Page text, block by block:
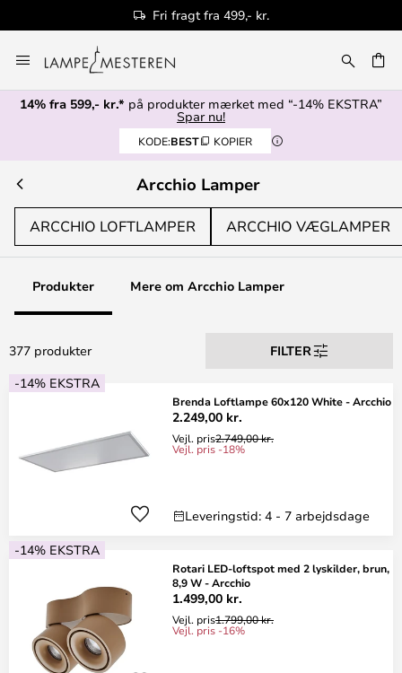
Autoriseret forhandler
to
Content
14% fra 599,- kr.* på produkter mærket med “-14% EKSTRA”
Spar nu!
KODE:BEST KOPIER
Arcchio Lamper
ARCCHIO LOFTLAMPER ARCCHIO VÆGLAMPER
Produkter Mere om Arcchio Lamper
377 produkter
FILTER
-14% EKSTRA
Brenda Loftlampe 60x120 White - Arcchio
2.249,00 kr.
Vejl. pris2.749,00 kr.
Vejl. pris -18%
Leveringstid: 4 - 7 arbejdsdage
-14% EKSTRA
Rotari LED-loftspot med 2 lyskilder, brun,
8,9 W - Arcchio
1.499,00 kr.
Vejl. pris1.799,00 kr.
Vejl. pris -16%